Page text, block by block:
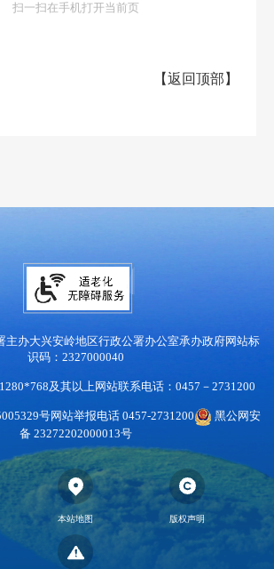
扫一扫在手机打开当前页
【返回顶部 】
主办大兴安岭地区行政公署办公室承办政府网站标
识码：2327000040
及其以上网站联系电话：0457－2731200
号网站举报电话 0457-2731200
黑公网安
备 23272202000013号
本站地图 版权声明